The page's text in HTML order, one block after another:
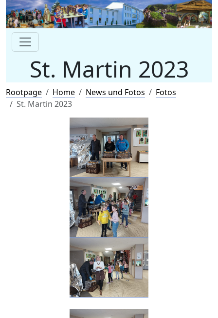
St. Martin 2023
Rootpage Home News und Fotos
Fotos
St. Martin 2023